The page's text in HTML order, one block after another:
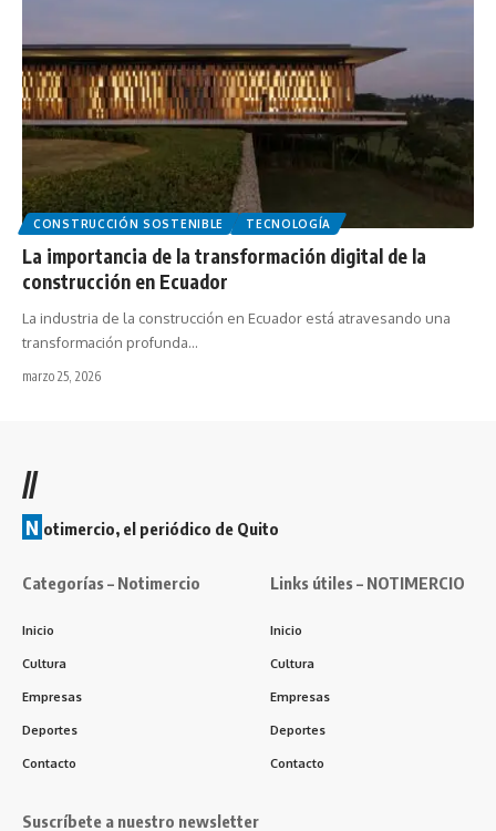
CONSTRUCCIÓN SOSTENIBLE TECNOLOGÍA
La importancia de la transformación digital de la
construcción en Ecuador
La industria de la construcción en Ecuador está atravesando una
transformación profunda…
marzo 25, 2026
//
N otimercio, el periódico de Quito
Categorías – Notimercio
Inicio
Cultura
Empresas
Deportes
Contacto
Links útiles – NOTIMERCIO
Inicio
Cultura
Empresas
Deportes
Contacto
Suscríbete a nuestro newsletter